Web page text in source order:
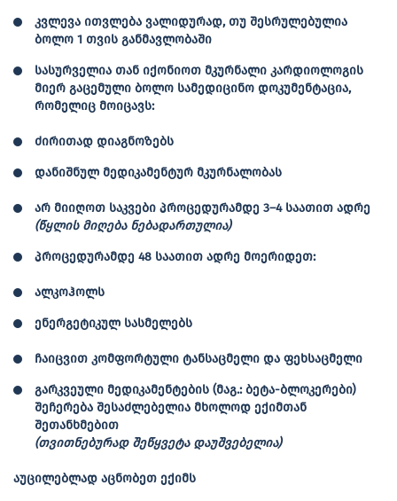
კვლევა ითვლება ვალიდურად, თუ შესრულებულია
ბოლო 1 თვის განმავლობაში
სასურველია თან იქონიოთ მკურნალი კარდიოლოგის
მიერ გაცემული ბოლო სამედიცინო დოკუმენტაცია,
რომელიც მოიცავს:
ძირითად დიაგნოზებს
დანიშნულ მედიკამენტურ მკურნალობას
არ მიიღოთ საკვები პროცედურამდე 3–4 საათით ადრე
(წყლის მიღება ნებადართულია)
პროცედურამდე 48 საათით ადრე მოერიდეთ:
ალკოჰოლს
ენერგეტიკულ სასმელებს
ჩაიცვით კომფორტული ტანსაცმელი და ფეხსაცმელი
გარკვეული მედიკამენტების (მაგ.: ბეტა-ბლოკერები)
შეჩერება შესაძლებელია მხოლოდ ექიმთან
შეთანხმებით
(თვითნებურად შეწყვეტა დაუშვებელია)
აუცილებლად აცნობეთ ექიმს